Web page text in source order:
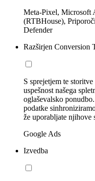
Meta-Pixel, Microsoft
(RTBHouse),
Defender
Razširjen Conversion
S sprejetjem te
uspešnost našega
oglaševalsko
podatke
že uporabljate njihove
Google Ads
Izvedba